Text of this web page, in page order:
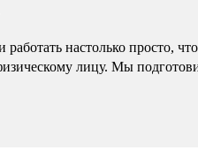
настолько просто,
лицу. Мы